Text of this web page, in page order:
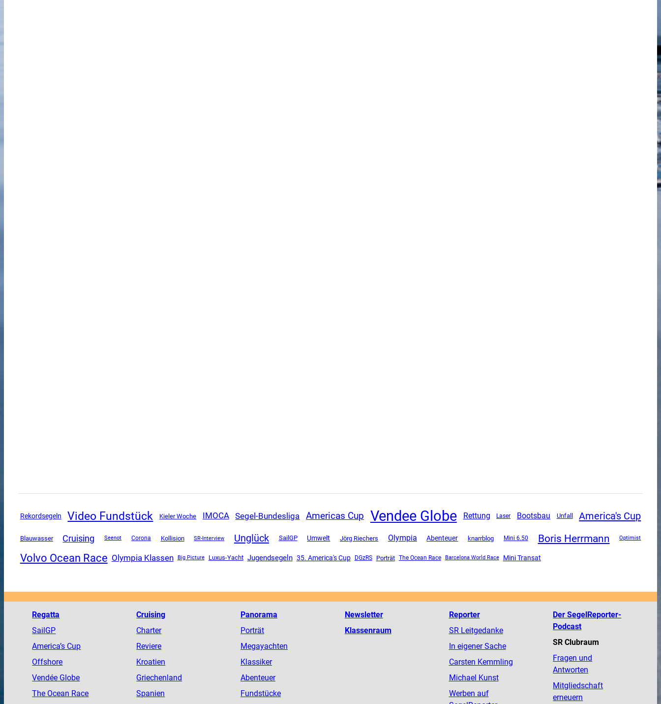
Rekordsegeln Video Fundstück Kieler Woche IMOCA Segel-Bundesliga Americas Cup Vendee Globe Rettung Laser Bootsbau Unfall America's Cup
Blauwasser Cruising Seenot Corona Kollision SR-Interview Unglück SailGP Umwelt Jörg Riechers Olympia Abenteuer knarrblog Mini 6.50 Boris Herrmann Optimist
Volvo Ocean Race Olympia Klassen Big Picture Luxus-Yacht Jugendsegeln 35. America's Cup DGzRS Porträt The Ocean Race Barcelona World Race Mini Transat
Regatta
SailGP
America’s Cup
Offshore
Vendée Globe
The Ocean Race
Cruising
Charter
Reviere
Kroatien
Griechenland
Spanien
Panorama
Porträt
Megayachten
Klassiker
Abenteuer
Fundstücke
Newsletter
Klassenraum
Reporter
SR Leitgedanke
In eigener Sache
Carsten Kemmling
Michael Kunst
Werben auf
Der SegelReporter-
Podcast
SR Clubraum
Fragen und
Antworten
Mitgliedschaft
erneuern